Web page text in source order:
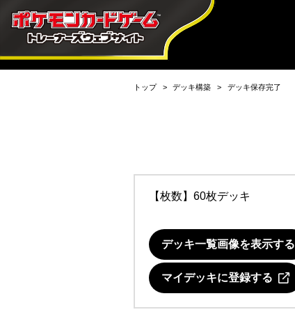
トップ デッキ構築 デッキ保存完了
【枚数】60枚デッキ
デッキ一覧画像を表示する
マイデッキに登録する